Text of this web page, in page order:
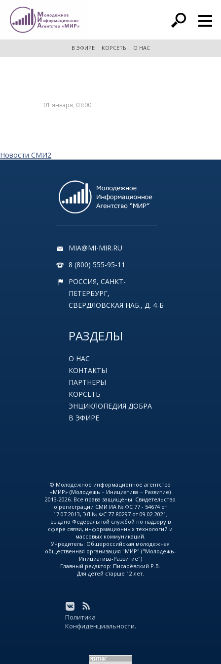
расширенный поиск
В ЭФИРЕ КОРСЕТЬ О НАС
01 января, 03:00
Новости СМИ2
MIA@MI-MIR.RU
8 (800) 555-95-11
РОССИЯ, САНКТ-
ПЕТЕРБУРГ,
СВЕРДЛОВСКАЯ НАБ., Д. 4-Б
РАЗДЕЛЫ
О НАС
КОНТАКТЫ
ПАРТНЕРЫ
КОРСЕТЬ
ЭНЦИКЛОПЕДИЯ ДОБРА
В ЭФИРЕ
© Молодежное информационное агентство
«МИР» (Молодежь – Инициатива – Развитие)
2013-2026. Все права защищены. Свидетельство
о регистрации СМИ ИА № ФС 77 - 54674 от
17.07.2013, ЭЛ № ФС 77-80297 от 09.02.2021,
выдано Федеральной службой по надзору в
сфере связи, информационных технологий и
массовых коммуникаций.
Учредитель: Общероссийская молодежная
общественная организация "МИР" ("Молодежь-
Инициатива-Развитие")
Главный редактор: Писарёвский Р.В.
Для детей старше 12 лет.
Политика
Конфиденциальности.